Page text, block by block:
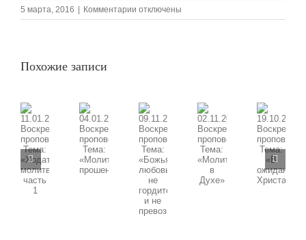
5 марта, 2016 Комментарии к
записи
отключены
Похожие записи
11.01.2026
Воскресная
проповедь,
«Ходатайственная
04.01.2026
Воскресная
проповедь,
09.11.2025
Воскресная
проповедь,
Тема:
«Божья
любовь
02.11.2025
Воскресная
проповедь,
Тема:
19.10.2025
Воскресная
проповедь,
Тема: